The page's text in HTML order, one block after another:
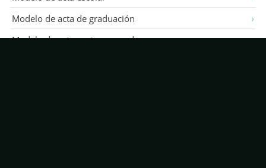
Modelo de acta de graduación
Modelo de acta mutuo acuerdo